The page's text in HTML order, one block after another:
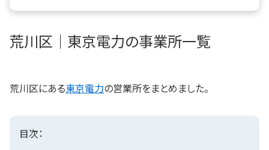
荒川区｜東京電力の事業所一覧
荒川区にある東京電力の営業所をまとめました。
目次：